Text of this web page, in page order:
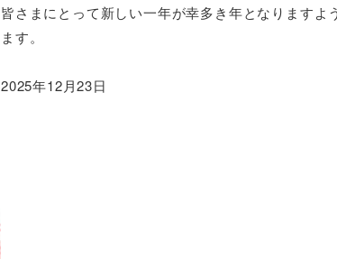
皆さまにとって新しい一年が幸多き年となりますよ
ます。
2025年12月23日